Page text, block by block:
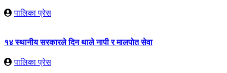
पालिका प्रेस
१४ स्थानीय सरकारले दिन थाले नापी र मालपोत सेवा
पालिका प्रेस